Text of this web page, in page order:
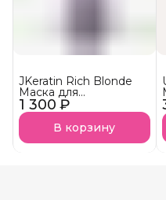
1 300 ₽
JKeratin Rich Blonde
Маска для
осветленных волос
Уход & нейтрализация
желтизны СКОРО В
НАЛИЧИИ!
В корзину